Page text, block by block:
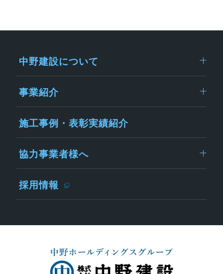
中野建設について
事業紹介
施工事例・表彰実績紹介
協力事業者様へ
採用情報